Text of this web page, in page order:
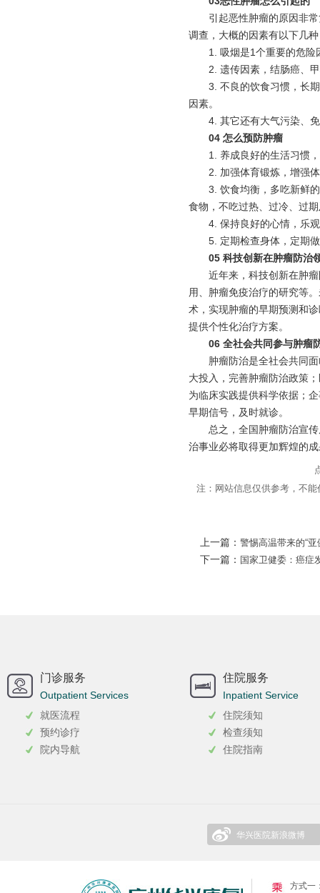
引起恶性肿瘤的原因非
调查，大概的因素有以下几
1. 吸烟是1个重要的危
2. 遗传因素，结肠癌、
3. 不良的饮食习惯，长
因素。
4. 其它还有大气污染、
04 怎么预防肿瘤
1. 养成良好的生活习惯
2. 加强体育锻炼，增强
3. 饮食均衡，多吃新鲜
食物，不吃过热、过冷、过
4. 保持良好的心情，乐
5. 定期检查身体，定期
05 科技创新在肿瘤防治
近年来，科技创新在肿
用、肿瘤免疫治疗的研究等
术，实现肿瘤的早期预测和
提供个性化治疗方案。
06 全社会共同参与肿瘤
肿瘤防治是全社会共同
大投入，完善肿瘤防治政策
为临床实践提供科学依据；
早期信号，及时就诊。
总之，全国肿瘤防治宣
治事业必将取得更加辉煌的
注：网站信息仅供参考，不
上一篇： 警惕高温带来的“亚
下一篇： 国家卫健委：癌症
门诊服务
Outpatient Services
就医流程
预约诊疗
院内导航
住院服务
Inpatient Service
住院须知
检查须知
住院指南
华兴医院新浪微博
方式一